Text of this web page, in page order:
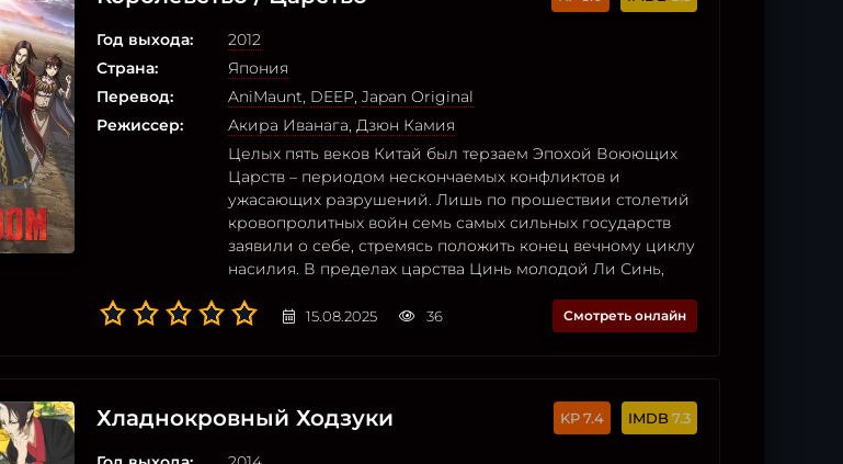
Год выхода:
2012
Страна:
Япония
Перевод:
AniMaunt, DEEP, Japan Original
Режиссер:
Акира Иванага, Дзюн Камия
Целых пять веков Китай был терзаем Эпохой Воюющих
Царств – периодом нескончаемых конфликтов и
ужасающих разрушений. Лишь по прошествии столетий
кровопролитных войн семь самых сильных государств
заявили о себе, стремясь положить конец вечному циклу
насилия. В пределах царства Цинь молодой Ли Синь,
15.08.2025 36 Смотреть онлайн
Хладнокровный Ходзуки 7.4 7.3